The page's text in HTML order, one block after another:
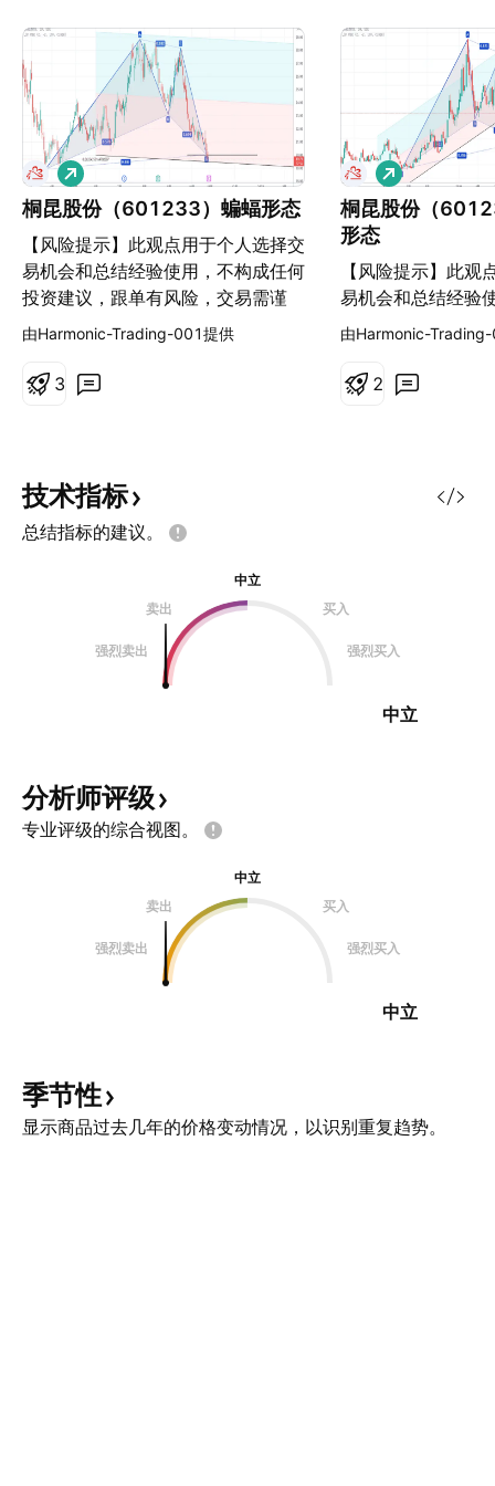
桐昆股份（601233）蝙蝠形态
【风险提示】此观点用于个人选择交
易机会和总结经验使用，不构成任何
投资建议，跟单有风险，交易需谨
慎！
做
多
由Harmonic-Trading-001提供
3
桐昆股份（
形态
【风险提示】此观
易机会和总结经验
投资建议，跟单有
做
多
由Harmonic-
2
技术指标
总结指标的建议。
中立
卖出
买入
强烈卖出 强烈买入
中立
分析师评级
专业评级的综合视图。
中立
卖出
买入
强烈卖出 强烈买入
中立
季节性
显示商品过去几年的价格变动情况，以识别重复趋势。